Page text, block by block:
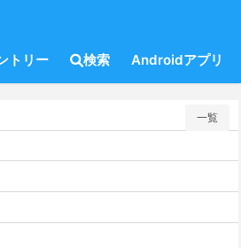
トリー 検索 Androidアプリ
一覧